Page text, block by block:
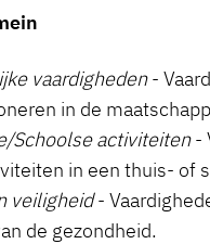
vaardigheden-
in de
Schoolse activiteiten-
in een thuis- of
veiligheid-
de gezondheid.